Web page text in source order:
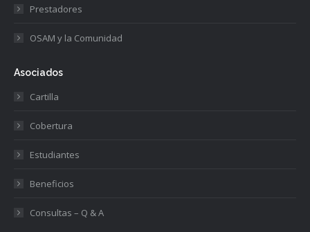
Prestadores
OSAM y la Comunidad
Asociados
Cartilla
Cobertura
Estudiantes
Beneficios
Consultas – Q & A